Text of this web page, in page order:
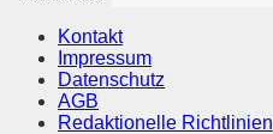
Kontakt
Impressum
Datenschutz
AGB
Redaktionelle Richtlinien